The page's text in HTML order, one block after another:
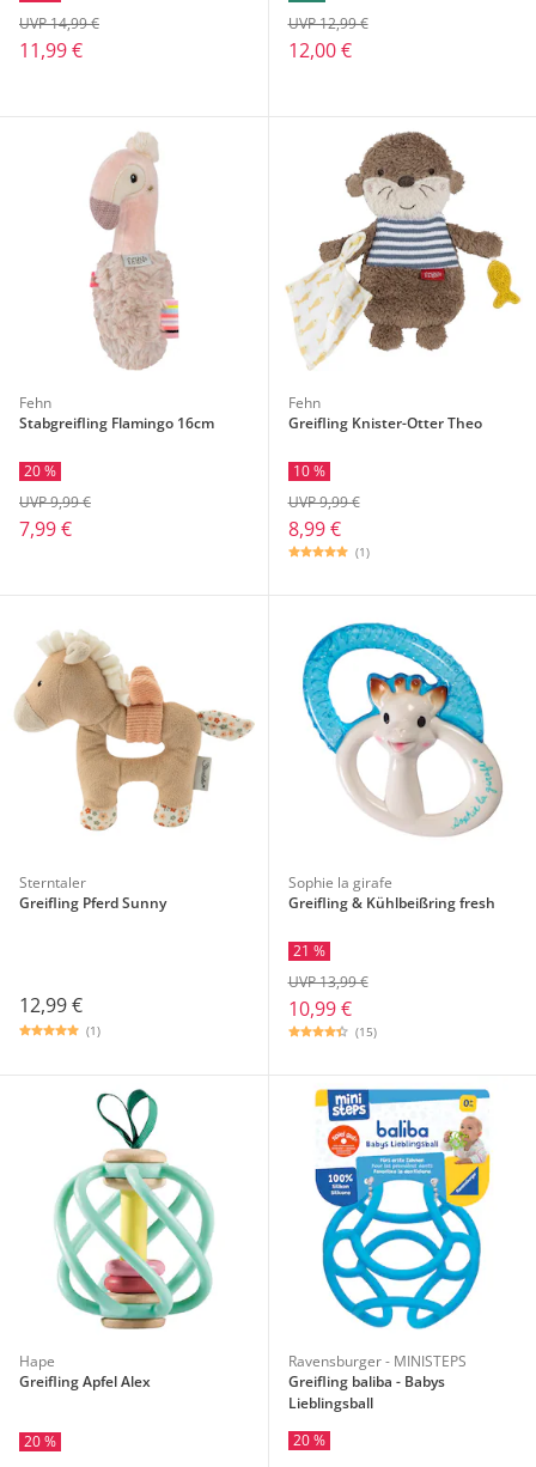
11,99 €
UVP 14,99 €
12,00 €
UVP 12,99 €
Fehn
Stabgreifling Flamingo 16cm
20 %
7,99 €
UVP 9,99 €
Fehn
Greifling Knister-Otter Theo
10 %
8,99 €
UVP 9,99 €
(1)
Sterntaler
Greifling Pferd Sunny
12,99 €
(1)
Sophie la girafe
Greifling & Kühlbeißring fresh
21 %
10,99 €
UVP 13,99 €
(15)
Hape
Greifling Apfel Alex
20 %
Ravensburger - MINISTEPS
Greifling baliba - Babys
Lieblingsball
20 %